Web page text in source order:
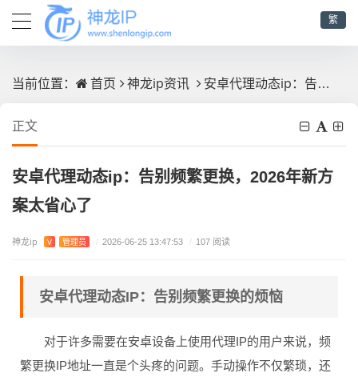
繁
当前位置： 首页 神龙ip资讯 安卓代理动态ip：告别频繁更换，2026年新方案太省心了
正文
安卓代理动态ip：告别频繁更换，2026年新方
案太省心了
神龙ip V 管理员 / 2026-06-25 13:47:53 / 107 阅读
安卓代理动态IP：告别频繁更换的烦恼
对于许多需要在安卓设备上使用代理IP的用户来说，频
繁更换IP地址一直是个头疼的问题。手动操作不仅繁琐，还